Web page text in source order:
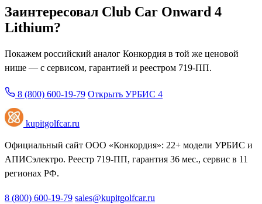
Заинтересовал Club Car Onward 4
Lithium?
Покажем российский аналог Конкордия в той же ценовой
нише — с сервисом, гарантией и реестром 719-ПП.
8 (800) 600-19-79 Открыть УРБИС 4
kupitgolfcar.ru
Официальный сайт ООО «Конкордия»: 22+ модели УРБИС и
АПИСэлектро. Реестр 719-ПП, гарантия 36 мес., сервис в 11
регионах РФ.
8 (800) 600-19-79 sales@kupitgolfcar.ru